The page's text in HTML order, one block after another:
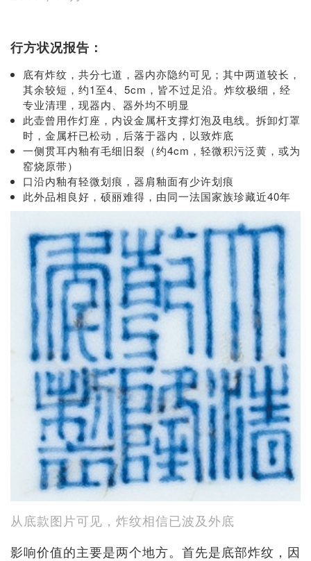
行方状况报告：
底有炸纹，共分七道，器内亦隐约可见；其中两道较长，
其余较短，约1至4、5cm，皆不过足沿。炸纹极细，经
专业清理，现器内、器外均不明显
此壶曾用作灯座，内设金属杆支撑灯泡及电线。拆卸灯罩
时，金属杆已松动，后落于器内，以致炸底
一侧贯耳内釉有毛细旧裂（约4cm，轻微积污泛黄，或为
窑烧原带）
口沿内釉有轻微划痕，器肩釉面有少许划痕
此外品相良好，硕丽难得，由同一法国家族珍藏近40年
从底款图片可见，炸纹相信已波及外底
影响价值的主要是两个地方。首先是底部炸纹，因